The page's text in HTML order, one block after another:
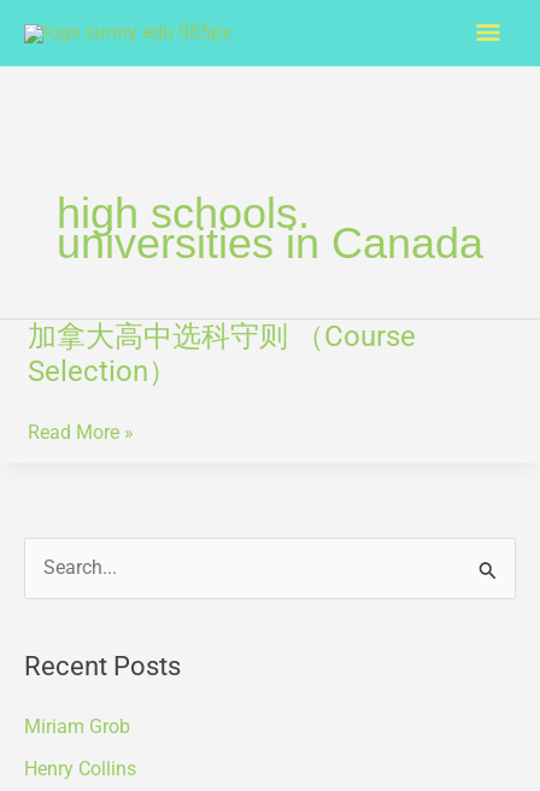
content
high schools.
universities in Canada
加拿大高中选科守则 （Course
Selection）
加
拿
高
守
则
（Course
Read More »
c
h
Recent Posts
Miriam Grob
Henry Collins
h
e